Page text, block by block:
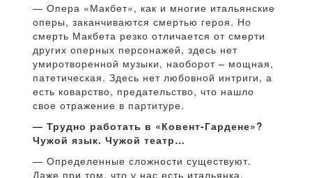
— Опера «Макбет», как и многие итальянские
оперы, заканчиваются смертью героя. Но
смерть Макбета резко отличается от смерти
других оперных персонажей, здесь нет
умиротворенной музыки, наоборот – мощная,
патетическая. Здесь нет любовной интриги, а
есть коварство, предательство, что нашло
свое отражение в партитуре.
— Трудно работать в «Ковент-Гардене»?
Чужой язык. Чужой театр…
— Определенные сложности существуют.
Даже при том, что у нас есть итальянка,